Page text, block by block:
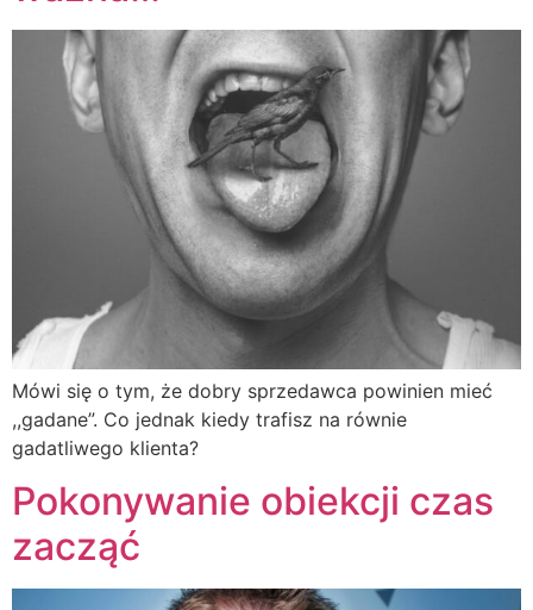
Mówi się o tym, że dobry sprzedawca powinien mieć
,,gadane”. Co jednak kiedy trafisz na równie
gadatliwego klienta?
Pokonywanie obiekcji czas
zacząć